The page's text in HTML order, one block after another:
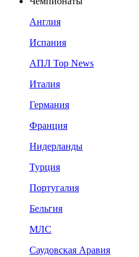
Англия
Испания
АПЛ Top News
Италия
Германия
Франция
Нидерланды
Турция
Португалия
Бельгия
МЛС
Саудовская Аравия